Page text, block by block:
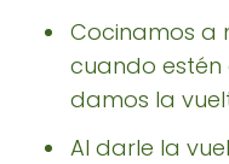
Cocinamos a
cuando
damos la
Al darle la